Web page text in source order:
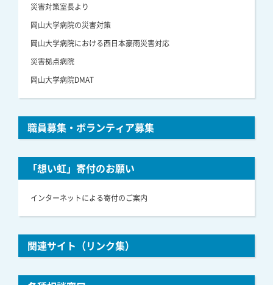
災害対策室長より
岡山大学病院の災害対策
岡山大学病院における西日本豪雨災害対応
災害拠点病院
岡山大学病院DMAT
職員募集・ボランティア募集
「想い虹」寄付のお願い
インターネットによる寄付のご案内
関連サイト（リンク集）